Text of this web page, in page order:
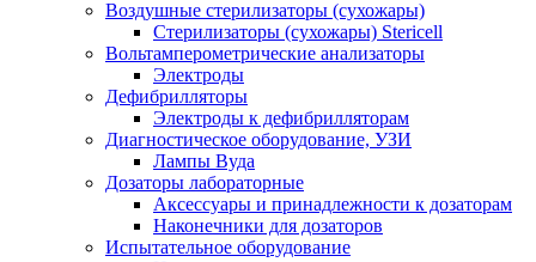
Воздушные стерилизаторы (сухожары)
Стерилизаторы (сухожары) Stericell
Вольтамперометрические анализаторы
Электроды
Дефибрилляторы
Электроды к дефибрилляторам
Диагностическое оборудование, УЗИ
Лампы Вуда
Дозаторы лабораторные
Аксессуары и принадлежности к дозаторам
Наконечники для дозаторов
Испытательное оборудование